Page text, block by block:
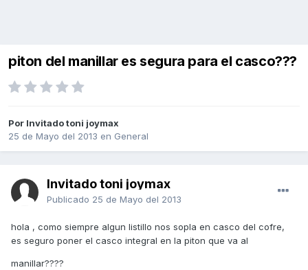
piton del manillar es segura para el casco???
Por Invitado toni joymax
25 de Mayo del 2013 en General
Invitado toni joymax
Publicado 25 de Mayo del 2013
hola , como siempre algun listillo nos sopla en casco del cofre,
es seguro poner el casco integral en la piton que va al
manillar????